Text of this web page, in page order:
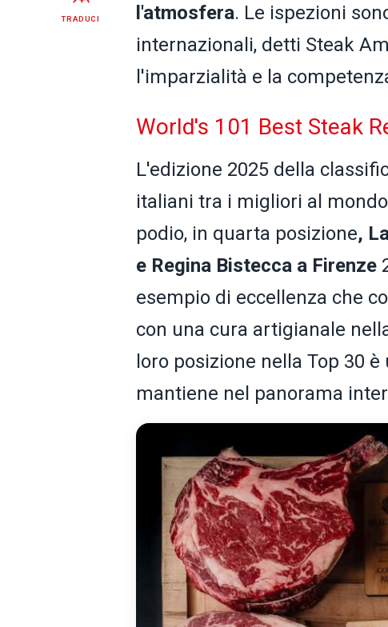
TRADUCI
l'atmosfera. Le ispezioni
internazionali, detti Steak
l'imparzialità e la
World's 101 Best Steak
L'edizione 2025 della
italiani tra i migliori al
podio, in quarta posizione,
e Regina Bistecca a Firenze
esempio di eccellenza che
con una cura artigianale
loro posizione nella Top 30
mantiene nel panorama